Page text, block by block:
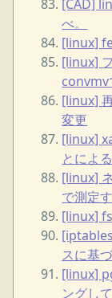
[CAD]
べ。
[linux]
[linux]
convmv
[linux]
変更
[linux]
とによ
[linux]
で測定
[linux]
スに基
[linux]
ングし